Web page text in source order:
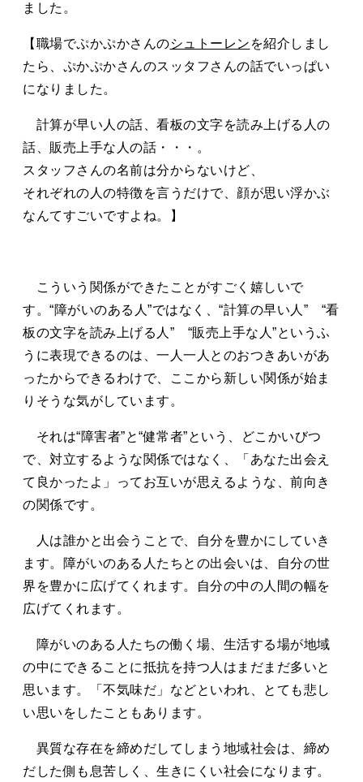
お知らせ ぷかぷか日記
アクセス
お問い合わせ
ました。
【職場でぷかぷかさんのシュトーレン を紹介しまし
たら、ぷかぷかさんのスッタフさんの話でいっぱい
になりました。
計算が早い人の話、看板の文字を読み上げる人の
話、販売上手な人の話・・・。
スタッフさんの名前は分からないけど、
それぞれの人の特徴を言うだけで、顔が思い浮かぶ
なんてすごいですよね。】
こういう関係ができたことがすごく嬉しいで
す。“障がいのある人”ではなく、“計算の早い人” “看
板の文字を読み上げる人” “販売上手な人”というふ
うに表現できるのは、一人一人とのおつきあいがあ
ったからできるわけで、ここから新しい関係が始ま
りそうな気がしています。
それは“障害者”と“健常者”という、どこかいびつ
で、対立するような関係ではなく、「あなた出会え
て良かったよ」ってお互いが思えるような、前向き
の関係です。
人は誰かと出会うことで、自分を豊かにしていき
ます。障がいのある人たちとの出会いは、自分の世
界を豊かに広げてくれます。自分の中の人間の幅を
広げてくれます。
障がいのある人たちの働く場、生活する場が地域
の中にできることに抵抗を持つ人はまだまだ多いと
思います。「不気味だ」などといわれ、とても悲し
い思いをしたこともあります。
異質な存在を締めだしてしまう地域社会は、締め
だした側も息苦しく、生きにくい社会になります。